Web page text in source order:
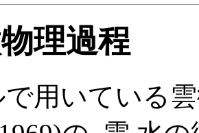
理過程
用いている